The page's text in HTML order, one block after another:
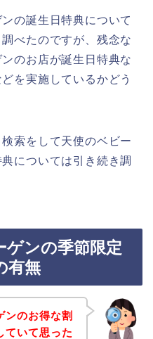
の誕生日特典について
べたのですが、残念な
のお店が誕生日特典な
を実施しているかどう
索をして天使のベビー
については引き続き調
ゲンの季節限定
有無
ンのお得な割
ていて思った